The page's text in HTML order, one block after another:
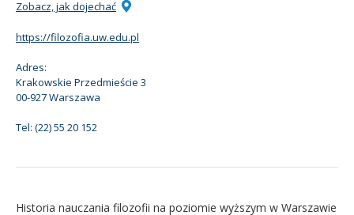
Kandydat
Absolwent
Zobacz, jak dojechać
https://filozofia.uw.edu.pl
Adres:
Krakowskie Przedmieście 3
00-927 Warszawa
Tel: (22) 55 20 152
Historia nauczania filozofii na poziomie wyższym w Warszawie